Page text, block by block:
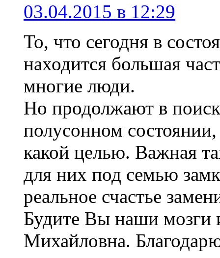
03.04.2015 в 12:29
То, что сегодня в
находится большая
многие люди.
Но продолжают в
полусонном
какой целью. Важная
для них под семью
реальное счастье
Будите Вы наши мозги
Михайловна.